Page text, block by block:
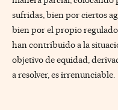
sufridas, bien por ciertos
bien por el propio
han contribuido a la
objetivo de equidad,
a resolver, es irrenunciable.